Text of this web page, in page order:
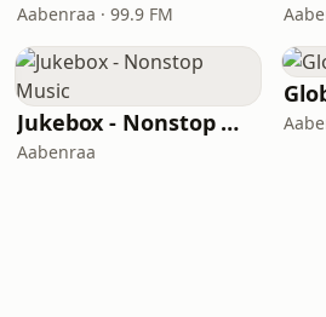
Aabenraa · 99.9 FM
Jukebox - Nonstop Music
Aabenraa